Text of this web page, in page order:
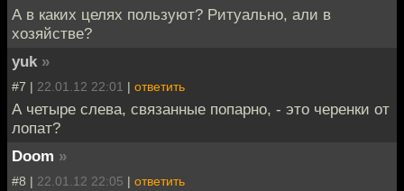
А в каких целях пользуют? Ритуально, али в
хозяйстве?
yuk »
#7 | 22.01.12 22:01 | ответить
А четыре слева, связанные попарно, - это черенки от
лопат?
Doom »
#8 | 22.01.12 22:05 | ответить